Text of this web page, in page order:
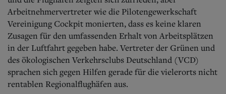
Arbeitnehmervertreter wie die Pilotengewerkschaft
Vereinigung Cockpit monierten, dass es keine klaren
Zusagen für den umfassenden Erhalt von Arbeitsplätzen
in der Luftfahrt gegeben habe. Vertreter der Grünen und
des ökologischen Verkehrsclubs Deutschland (VCD)
sprachen sich gegen Hilfen gerade für die vielerorts nicht
rentablen Regionalflughäfen aus.